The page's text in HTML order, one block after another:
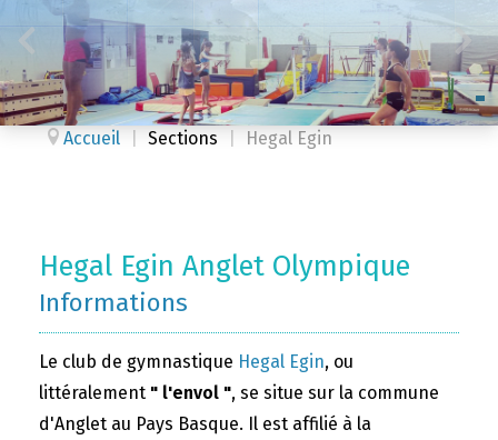
Accueil Sections Hegal Egin
Hegal Egin Anglet Olympique
Informations
Le club de gymnastique Hegal Egin, ou
littéralement " l'envol ", se situe sur la commune
d'Anglet au Pays Basque. Il est affilié à la